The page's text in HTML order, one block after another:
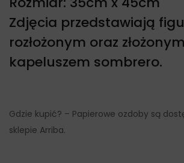
Zdjęcia przedstawiają
rozłożonym oraz złożonym
kapeluszem sombrero.
Gdzie kupić? – Papierowe ozdoby są
sklepie Arriba.